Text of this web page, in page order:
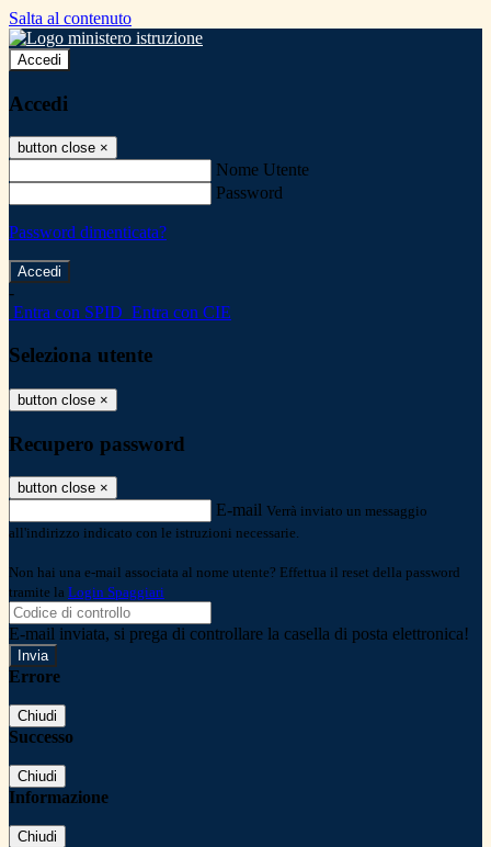
Salta al contenuto
Accedi
Accedi
button close ×
Nome Utente
Password
Password dimenticata?
-
Entra con SPID Entra con CIE
Seleziona utente
button close ×
Recupero password
button close ×
E-mail Verrà inviato un messaggio
all'indirizzo indicato con le istruzioni necessarie.
Non hai una e-mail associata al nome utente? Effettua il reset della password
tramite la Login Spaggiari
E-mail inviata, si prega di controllare la casella di posta elettronica!
Errore
Chiudi
Successo
Chiudi
Informazione
Chiudi